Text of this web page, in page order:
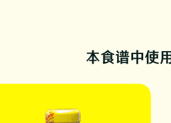
本食谱中使